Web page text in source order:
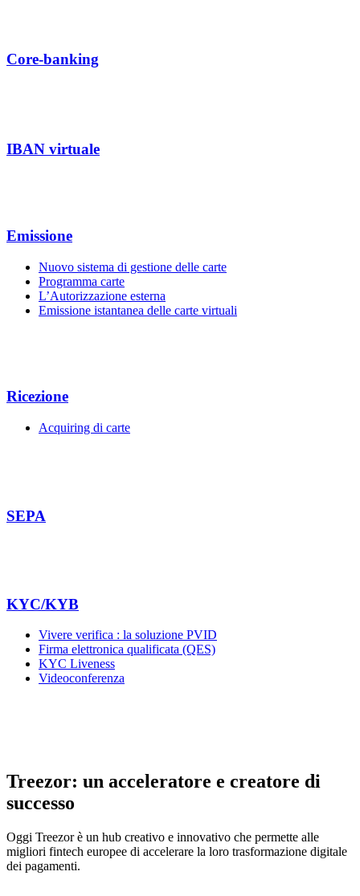
Core-banking
IBAN virtuale
Emissione
Nuovo sistema di gestione delle carte
Programma carte
L’Autorizzazione esterna
Emissione istantanea delle carte virtuali
Ricezione
Acquiring di carte
SEPA
KYC/KYB
Vivere verifica : la soluzione PVID
Firma elettronica qualificata (QES)
KYC Liveness
Videoconferenza
Treezor: un acceleratore e creatore di
successo
Oggi Treezor è un hub creativo e innovativo che permette alle
migliori fintech europee di accelerare la loro trasformazione digitale
dei pagamenti.